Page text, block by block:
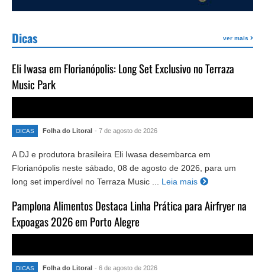
Dicas ver mais
Eli Iwasa em Florianópolis: Long Set Exclusivo no Terraza
Music Park
DICAS Folha do Litoral - 7 de agosto de 2026
A DJ e produtora brasileira Eli Iwasa desembarca em
Florianópolis neste sábado, 08 de agosto de 2026, para um
long set imperdível no Terraza Music ...
Leia mais
Pamplona Alimentos Destaca Linha Prática para Airfryer na
Expoagas 2026 em Porto Alegre
DICAS Folha do Litoral - 6 de agosto de 2026